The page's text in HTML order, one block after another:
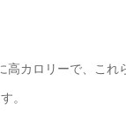
高カロリーで、これ
。